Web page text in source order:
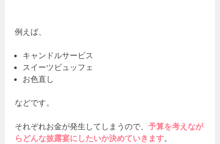
例えば、
キャンドルサービス
スイーツビュッフェ
お色直し
などです。
それぞれお金が発生してしまうので、予算を考えなが
らどんな披露宴にしたいか決めていきます。